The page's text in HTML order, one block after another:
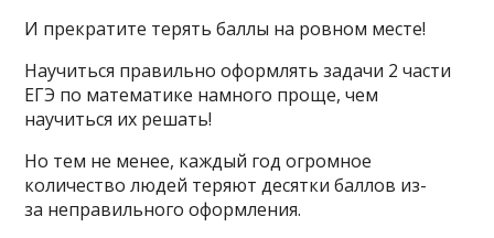
И прекратите терять баллы на ровном месте!
Научиться правильно оформлять задачи 2 части
ЕГЭ по математике намного проще, чем
научиться их решать!
Но тем не менее, каждый год огромное
количество людей теряют десятки баллов из-
за неправильного оформления.